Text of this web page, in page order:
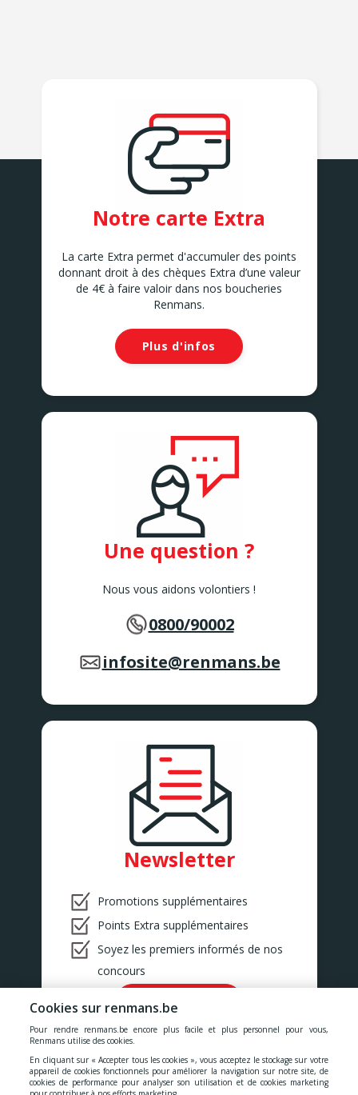
Notre carte Extra
La carte Extra permet d'accumuler des points
donnant droit à des chèques Extra d’une valeur
de 4€ à faire valoir dans nos boucheries
Renmans.
Plus d'infos
Une question ?
Nous vous aidons volontiers !
0800/90002
infosite@renmans.be
Newsletter
Promotions supplémentaires
Points Extra supplémentaires
Soyez les premiers informés de nos
concours
Nos prix comprennent toutes les taxes, la TVA, les droits et les
Cookies sur renmans.be
Pour rendre renmans.be encore plus facile et plus personnel pour vous,
Renmans utilise des cookies.
En cliquant sur « Accepter tous les cookies », vous acceptez le stockage sur votre
appareil de cookies fonctionnels pour améliorer la navigation sur notre site, de
cookies de performance pour analyser son utilisation et de cookies marketing